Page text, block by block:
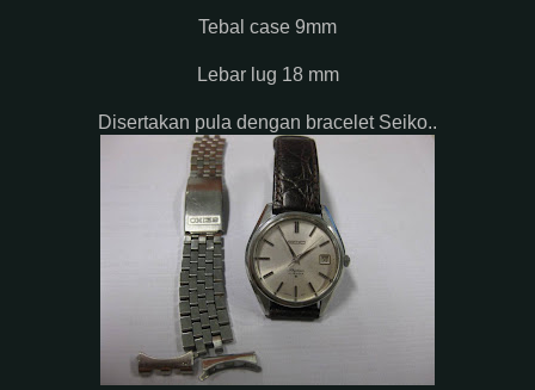
Tebal case 9mm
Lebar lug 18 mm
Disertakan pula dengan bracelet Seiko..